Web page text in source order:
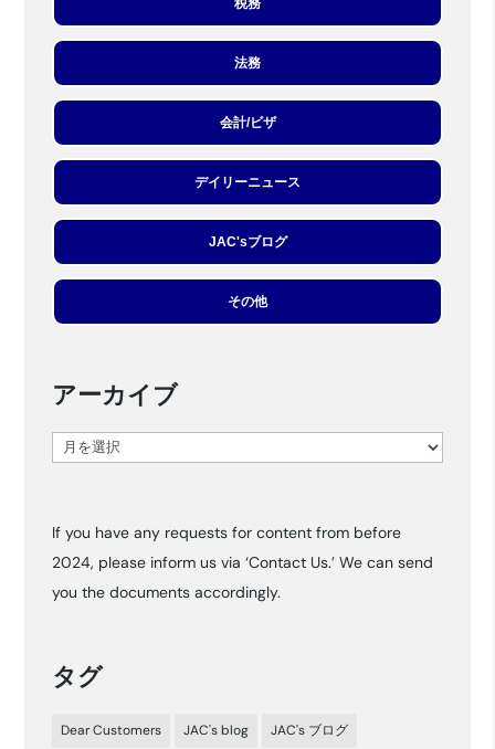
法務
会計/ビザ
デイリーニュース
JAC'sブログ
その他
アーカイブ
ア
イ
ブ
If you have any requests for content from before
2024, please inform us via ‘Contact Us.’ We can send
you the documents accordingly.
タグ
Dear Customers JAC's blog JAC's ブログ